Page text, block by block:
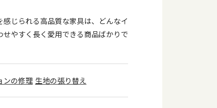
感じられる高品質な家具は、どんなイ
せやすく長く愛用できる商品ばかりで
ンの修理 生地の張り替え